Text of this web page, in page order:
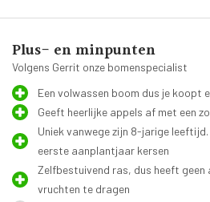
Plus- en minpunten
Volgens Gerrit onze bomenspecialist
Een volwassen boom dus je koopt
Geeft heerlijke appels af met een
Uniek vanwege zijn 8-jarige
eerste aanplantjaar kersen
Zelfbestuivend ras, dus heeft geen
vruchten te dragen